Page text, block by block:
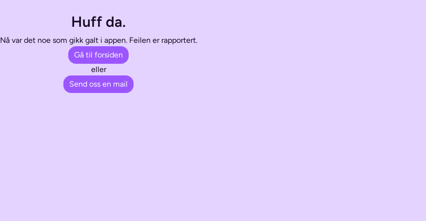
Huff da.
Nå var det noe som gikk galt i appen. Feilen er rapportert.
Gå til forsiden
eller
Send oss en mail